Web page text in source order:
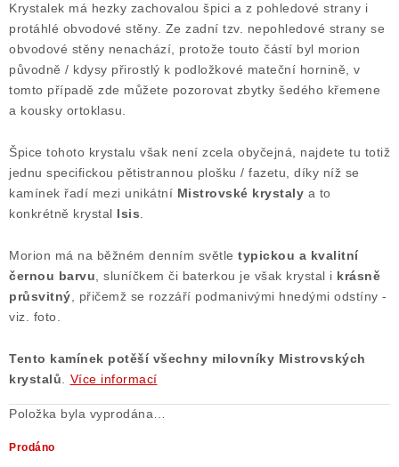
Krystalek má hezky zachovalou špici a z pohledové strany i
protáhlé obvodové stěny. Ze zadní tzv. nepohledové strany se
obvodové stěny nenachází, protože touto částí byl morion
původně / kdysy přirostlý k podložkové mateční hornině, v
tomto případě zde můžete pozorovat zbytky šedého křemene
a kousky ortoklasu.
Špice tohoto krystalu však není zcela obyčejná, najdete tu totiž
jednu specifickou pětistrannou plošku / fazetu, díky níž se
kamínek řadí mezi unikátní Mistrovské krystaly a to
konkrétně krystal Isis
Morion má na běžném denním světle typickou a kvalitní
černou barvu , sluníčkem či baterkou je však krystal i krásně
průsvitný , přičemž se rozzáří podmanivými hnedými odstíny -
viz. foto.
Tento kamínek potěší všechny milovníky Mistrovských
krystalů
Více informací
Položka byla vyprodána…
Prodáno